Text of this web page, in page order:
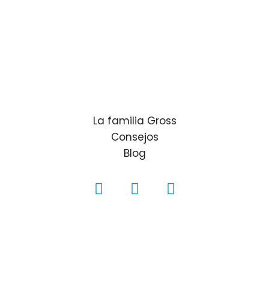
La familia Gross
Consejos
Blog